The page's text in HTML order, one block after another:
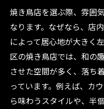
焼き鳥店を選ぶ際、雰囲
なります。なぜなら、店
によって居心地が大きく
区の焼き鳥店では、和の
させた空間が多く、落ち
っています。例えば、カ
ら味わうスタイルや、半